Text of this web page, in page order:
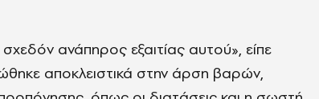
ανάπηρος εξαιτίας αυτού», είπε
αποκλειστικά στην άρση βαρών,